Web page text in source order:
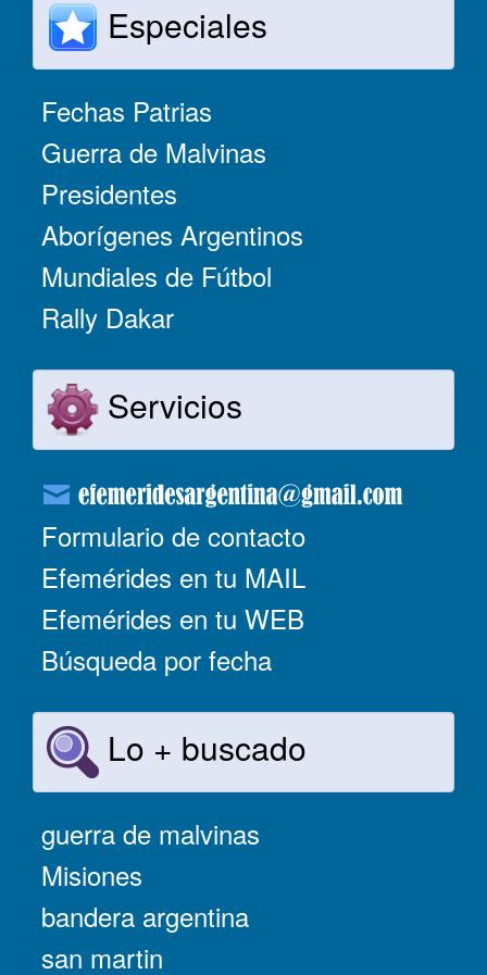
Especiales
Fechas Patrias
Guerra de Malvinas
Presidentes
Aborígenes Argentinos
Mundiales de Fútbol
Rally Dakar
Servicios
Formulario de contacto
Efemérides en tu MAIL
Efemérides en tu WEB
Búsqueda por fecha
Lo + buscado
guerra de malvinas
Misiones
bandera argentina
san martin